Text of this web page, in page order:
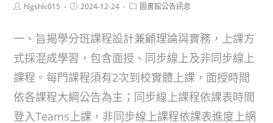
Posthlgshlc015
Post2024-12-24
Post圖書館公告訊息
一、旨揭學分班課程設計兼顧理論與實務，上課方
式採混成學習，包含面授、同步線上及非同步線上
課程。每門課程須有2次到校實體上課，面授時間
依各課程大綱公告為主；同步線上課程依課表時間
登入Teams上課，非同步線上課程依課表進度上網